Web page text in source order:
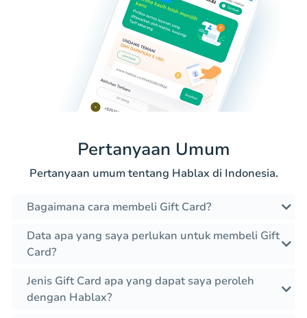
Pertanyaan Umum
Pertanyaan umum tentang Hablax di Indonesia.
Bagaimana cara membeli Gift Card?
Data apa yang saya perlukan untuk membeli Gift
Card?
Jenis Gift Card apa yang dapat saya peroleh
dengan Hablax?